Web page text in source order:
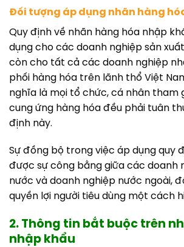
Đối tượng áp dụng nhãn hàng
Quy định về nhãn hàng hóa nhập
dụng cho các doanh nghiệp sản
còn cho tất cả các doanh nghiệp
phối hàng hóa trên lãnh thổ Việt
nghĩa là mọi tổ chức, cá nhân tham
cung ứng hàng hóa đều phải tuân
định này.
Sự đồng bộ trong việc áp dụng quy
được sự công bằng giữa các doanh
nước và doanh nghiệp nước ngoài,
quyền lợi người tiêu dùng một cách
2. Thông tin bắt buộc trên
nhập khẩu